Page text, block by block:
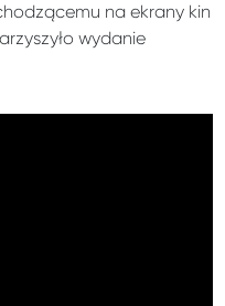
na ekrany kin
wydanie